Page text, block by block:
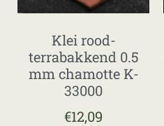
Klei rood-
terrabakkend 0.5
mm chamotte K-
33000
€12,09